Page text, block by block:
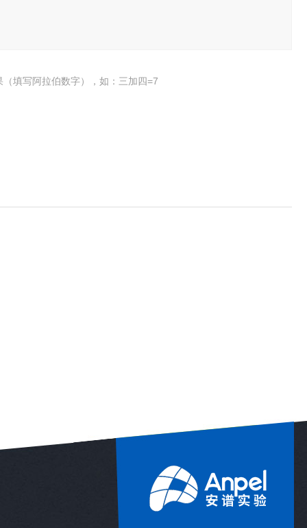
填写阿拉伯数字），如：三加四=7